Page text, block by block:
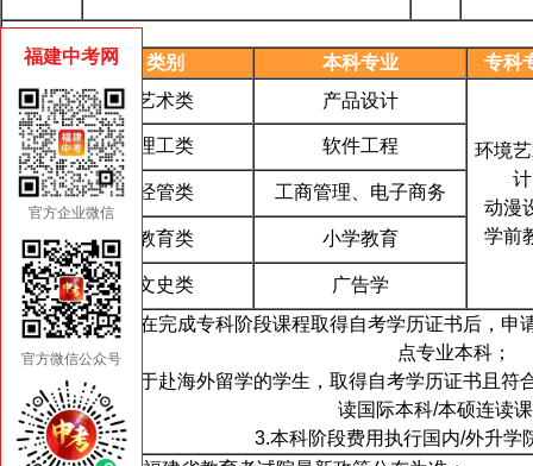
班制 类别 本科专业 专科
专本贯
通
艺术类 产品设计
环境
计
动漫
学前
理工类 软件工程
经管类 工商管理、电子商务
教育类 小学教育
文史类 广告学
1.学生在完成专科阶段课程取得自考学历证书后，申
点专业本科；
2.有志于赴海外留学的学生，取得自考学历证书且符
读国际本科/本硕连读
3.本科阶段费用执行国内/外升学
福建中考网
官方企业微信
官方微信公众号